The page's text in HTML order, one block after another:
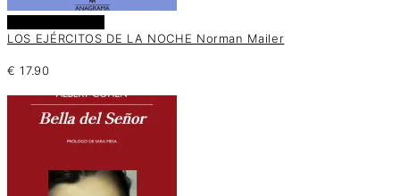
LOS EJÉRCITOS DE LA NOCHE Norman Mailer
€ 17.90